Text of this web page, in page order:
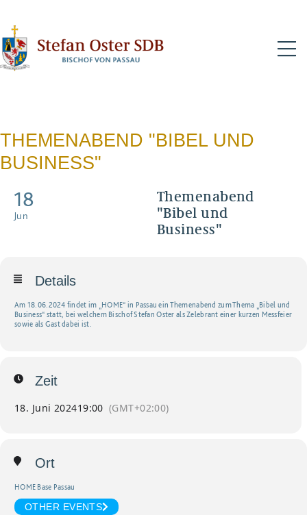
THEMENABEND "BIBEL UND
BUSINESS"
18
Jun
Themenabend
"Bibel und
Business"
Details
Am 18.06.2024 findet im „HOME“ in Passau ein Themenabend zum Thema „Bibel und
Business“ statt, bei welchem Bischof Stefan Oster als Zelebrant einer kurzen Messfeier
sowie als Gast dabei ist.
Zeit
18. Juni 202419:00 (GMT+02:00)
Ort
HOME Base Passau
OTHER EVENTS